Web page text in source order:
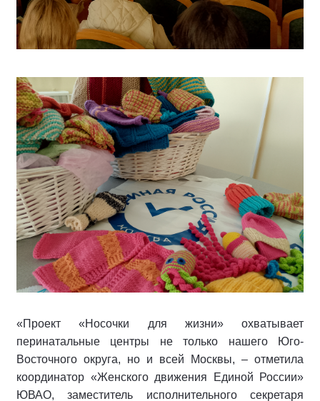
«Проект «Носочки для жизни» охватывает
перинатальные центры не только нашего Юго-
Восточного округа, но и всей Москвы, – отметила
координатор «Женского движения Единой России»
ЮВАО, заместитель исполнительного секретаря